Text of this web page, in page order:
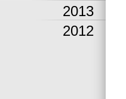
2013
2012